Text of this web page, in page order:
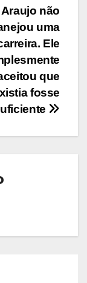
não
uma
Ele
que
fosse